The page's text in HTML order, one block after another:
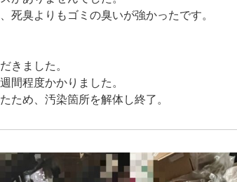
死臭よりもゴミの臭いが強かったです。
きました。
間程度かかりました。
ため、汚染箇所を解体し終了。